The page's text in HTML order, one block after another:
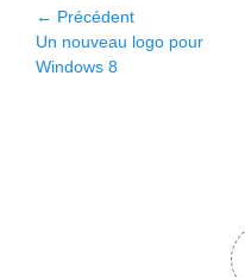
Navigation
de
l’article
← Précédent
Article
précédent :
Un nouveau logo pour
Windows 8